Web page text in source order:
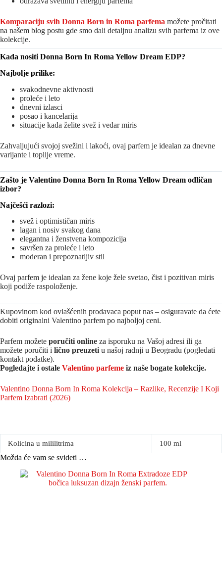
Komparaciju svih Donna Born in Roma parfema možete pročitati
na našem blog postu gde smo dali detaljnu analizu svih parfema iz ove
kolekcije.
Kada nositi Donna Born In Roma Yellow Dream EDP?
Najbolje prilike:
svakodnevne aktivnosti
proleće i leto
dnevni izlasci
posao i kancelarija
situacije kada želite svež i vedar miris
Zahvaljujući svojoj svežini i lakoći, ovaj parfem je idealan za dnevne
varijante i toplije vreme.
Zašto je Valentino Donna Born In Roma Yellow Dream odličan
izbor?
Najčešći razlozi:
svež i optimističan miris
lagan i nosiv svakog dana
elegantna i ženstvena kompozicija
savršen za proleće i leto
moderan i prepoznatljiv stil
Ovaj parfem je idealan za žene koje žele svetao, čist i pozitivan miris
koji podiže raspoloženje.
Kupovinom kod ovlašćenih prodavaca poput nas – osiguravate da ćete
dobiti originalni Valentino parfem po najboljoj ceni.
Parfem možete poručiti online za isporuku na Vašoj adresi ili ga
možete poručiti i lično preuzeti u našoj radnji u Beogradu (pogledati
kontakt podatke).
Pogledajte i ostale Valentino parfeme iz naše bogate kolekcije.
Valentino Donna Born In Roma Kolekcija – Razlike, Recenzije I Koji
Parfem Izabrati (2026)
Kolicina u mililitrima 100 ml
Možda će vam se svideti …